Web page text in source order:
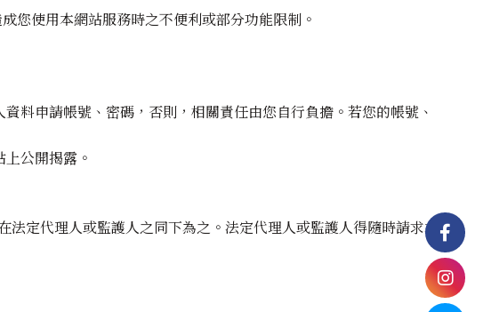
您使用本網站服務時之不便利或部分功能限制。
料申請帳號、密碼，否則，相關責任由您自行負擔。若您的帳號、
公開揭露。
定代理人或監護人之同下為之。法定代理人或監護人得隨時請求本